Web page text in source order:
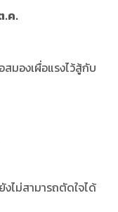
.ค.
มองเผื่อแรงไว้สู้กับ
ไม่สามารถตัดใจได้